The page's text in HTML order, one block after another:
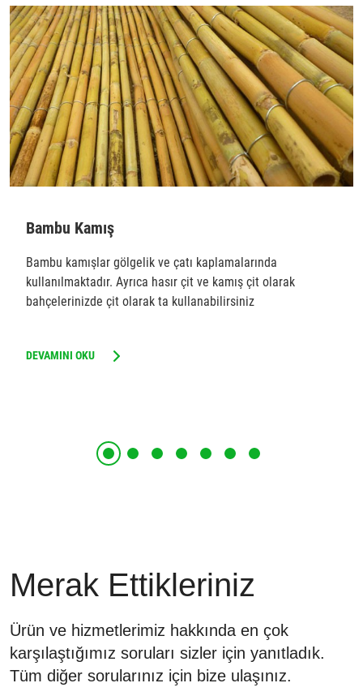
Bambu Kamış
Bambu kamışlar gölgelik ve çatı kaplamalarında
kullanılmaktadır. Ayrıca hasır çit ve kamış çit olarak
bahçelerinizde çit olarak ta kullanabilirsiniz
DEVAMINI OKU
Merak Ettikleriniz
Ürün ve hizmetlerimiz hakkında en çok
karşılaştığımız soruları sizler için yanıtladık.
Tüm diğer sorularınız için bize ulaşınız.